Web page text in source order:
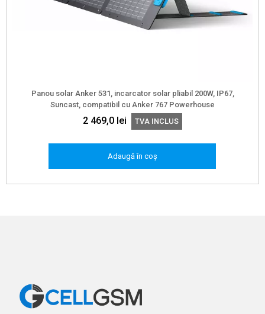
Panou solar Anker 531, incarcator solar pliabil 200W, IP67,
Suncast, compatibil cu Anker 767 Powerhouse
2 469,0 lei TVA INCLUS
Adaugă în coș